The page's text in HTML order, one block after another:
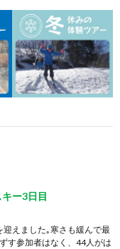
ー3日目
えました｡寒さも緩んで最
す参加者はなく、44人がは